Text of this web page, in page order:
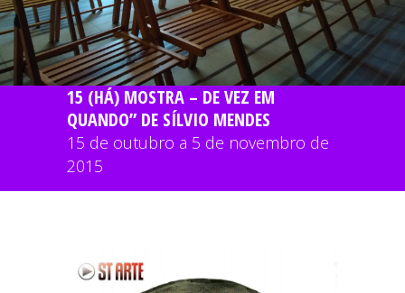
15 (HÁ) MOSTRA – DE VEZ EM
QUANDO” DE SÍLVIO MENDES
15 de outubro a 5 de novembro de
2015